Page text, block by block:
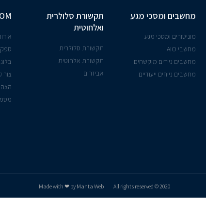
מחשבים ומסכי מגע
מוניטורים ומסכי מגע
מחשבי AIO
מחשבים ניידים מוקשחים
מחשבים נייחים ייעודיים
תקשורת סלולרית
ואלחוטית
תקשורת סלולרית
תקשורת אלחוטית
אביזרים
בלוג
צור
2020 © All rights reserved
Made with ❤ by Manta Web